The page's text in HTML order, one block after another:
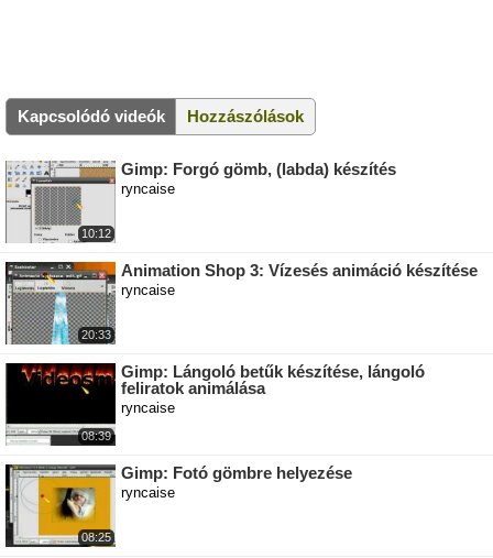
Kapcsolódó videók Hozzászólások
10:12
Gimp: Forgó gömb, (labda) készítés
ryncaise
20:33
Animation Shop 3: Vízesés animáció készítése
ryncaise
08:39
Gimp: Lángoló betűk készítése, lángoló
feliratok animálása
ryncaise
08:25
Gimp: Fotó gömbre helyezése
ryncaise